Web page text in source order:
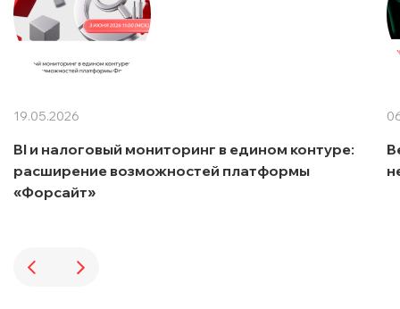
19.05.2026
BI и налоговый мониторинг в едином контуре:
расширение возможностей платформы
«Форсайт»